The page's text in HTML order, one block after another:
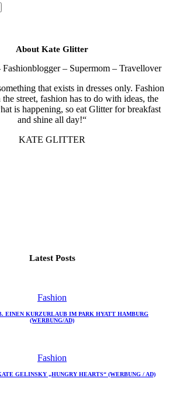
About Kate Glitter
that exists in dresses only. Fashion
street, fashion has to do with ideas, the
is happening, so eat Glitter for breakfast
and shine all day!“
KATE GLITTER
Latest Posts
Fashion
EINEN KURZURLAUB IM PARK HYATT HAMBURG
(WERBUNG/AD)
Fashion
GELINSKY „HUNGRY HEARTS“ (WERBUNG / AD)